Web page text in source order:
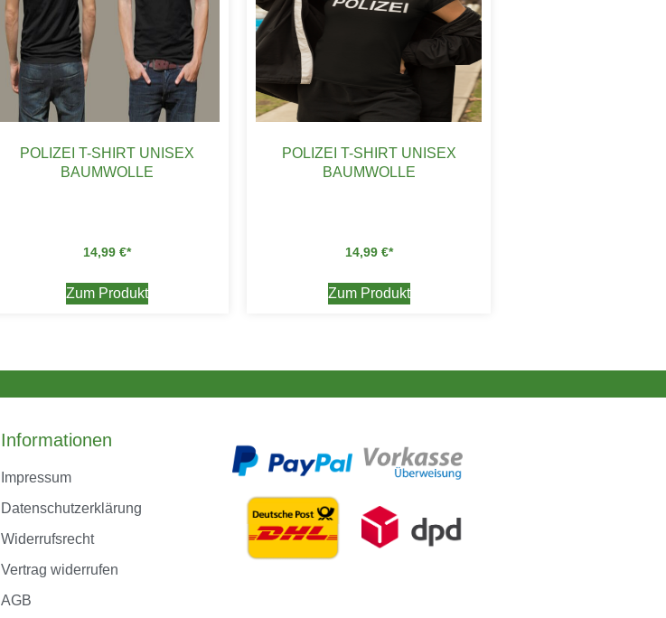
POLIZEI T-SHIRT UNISEX
BAUMWOLLE
14,99 €
Zum Produkt
POLIZEI T-SHIRT UNISEX
BAUMWOLLE
14,99 €
Zum Produkt
Informationen
Impressum
Datenschutzerklärung
Widerrufsrecht
Vertrag widerrufen
AGB